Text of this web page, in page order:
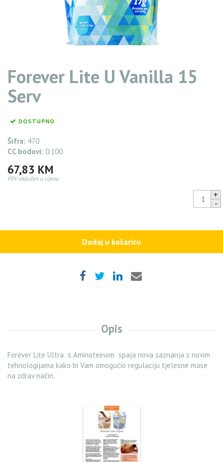
Forever Lite U Vanilla 15
Serv
DOSTUPNO
Šifra: 470
CC bodovi: 0.100
67,83 KM
PDV uključen u cijenu
Forever
Lite
Dodaj u košaricu
Opis
Forever Lite Ultra s Aminoteinom spaja nova saznanja s novim
tehnologijama kako bi Vam omogućio regulaciju tjelesne mase
na zdrav način.